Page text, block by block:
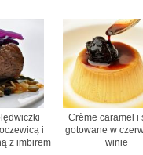
i
z imbirem
Crème caramel i
gotowane w
winie